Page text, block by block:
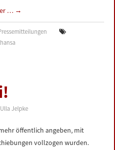
… →
Ulla Jelpke
öffentlich angeben, mit
vollzogen wurden.